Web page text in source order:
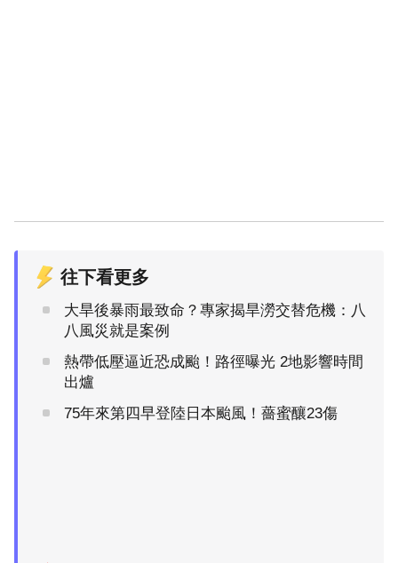
往下看更多
大旱後暴雨最致命？專家揭旱澇交替危機：八
八風災就是案例
熱帶低壓逼近恐成颱！路徑曝光 2地影響時間
出爐
75年來第四早登陸日本颱風！薔蜜釀23傷